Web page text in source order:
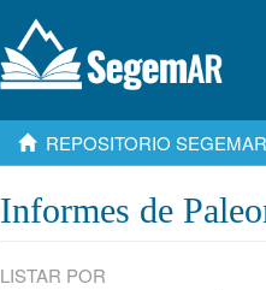
REPOSITORIO SEGEMAR
Informes de
LISTAR POR